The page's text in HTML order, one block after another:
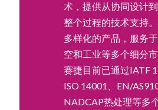
术，提供从协同设计
整个过程的技术支持
多样化的产品，服务
空和工业等多个细分
赛捷目前已通过IATF
ISO 14001、EN/
NADCAP热处理等多